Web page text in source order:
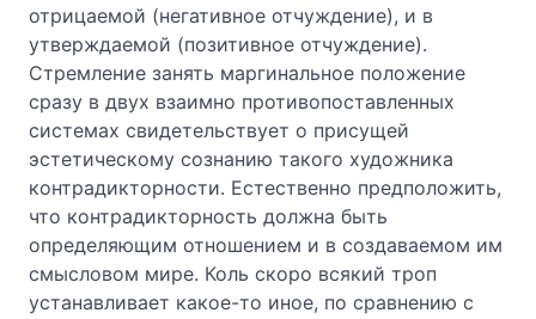
отрицаемой (негативное отчуждение), и в
утверждаемой (позитивное отчуждение).
Стремление занять маргинальное положение
сразу в двух взаимно противопоставленных
системах свидетельствует о присущей
эстетическому сознанию такого художника
контрадикторности. Естественно предположить,
что контрадикторность должна быть
определяющим отношением и в создаваемом им
смысловом мире. Коль скоро всякий троп
устанавливает какое-то иное, по сравнению с